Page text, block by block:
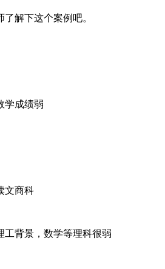
解下这个案例吧。
学成绩弱
文商科
工背景，数学等理科很弱